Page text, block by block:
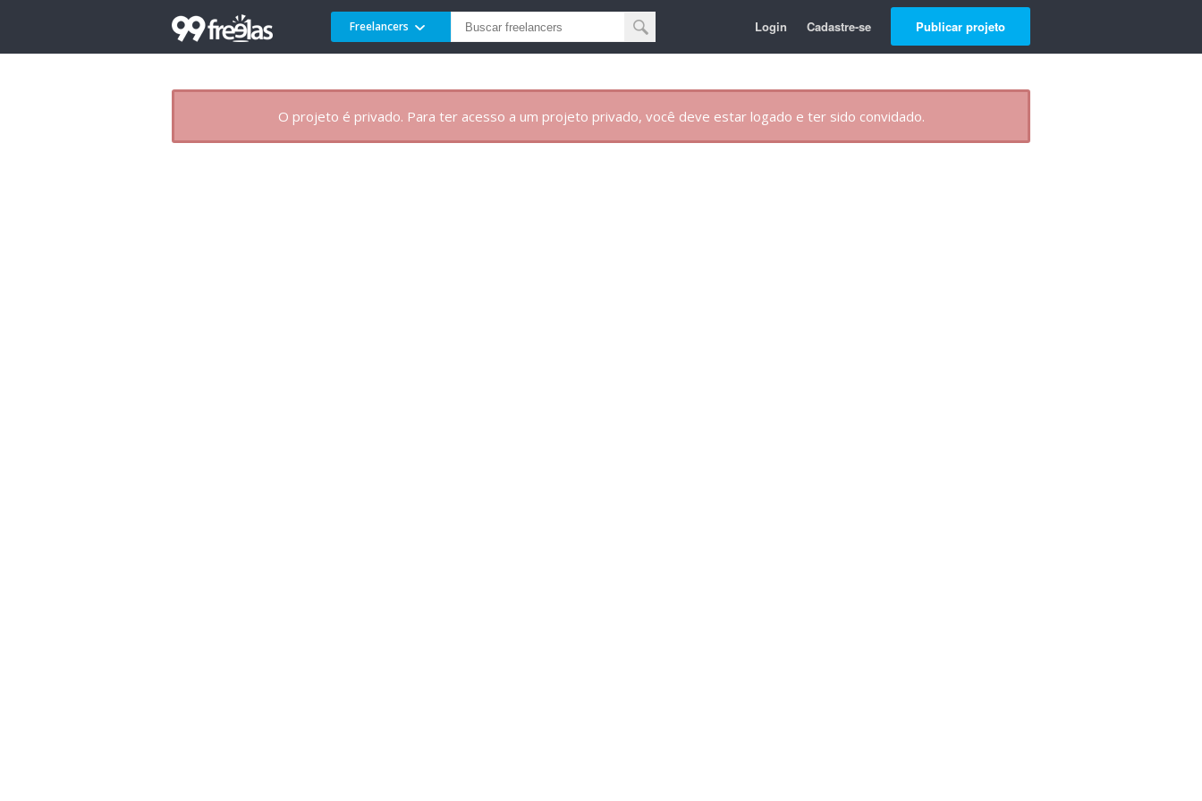
Freelancers Login Cadastre-se Publicar projeto
O projeto é privado. Para ter acesso a um projeto privado, você deve estar logado e ter sido convidado.